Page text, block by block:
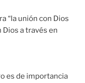
“la unión con Dios
Dios a través en
es de importancia